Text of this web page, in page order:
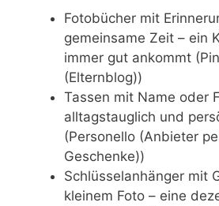
Fotobücher mit
gemeinsame Zeit – ein
immer gut ankommt
(Elternblog))
Tassen mit Name oder
alltagstauglich und
(Personello (Anbieter
Geschenke))
Schlüsselanhänger mit
kleinem Foto – eine